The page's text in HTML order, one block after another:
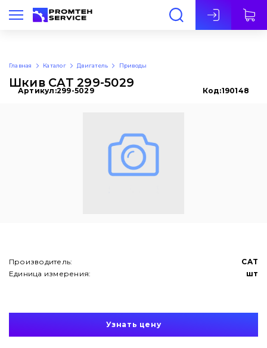
Рус
Главная Каталог Двигатель Приводы
Шкив CAT 299-5029
Артикул:299-5029 Код:190148
Производитель:
CAT
Единица измерения:
шт
Узнать цену